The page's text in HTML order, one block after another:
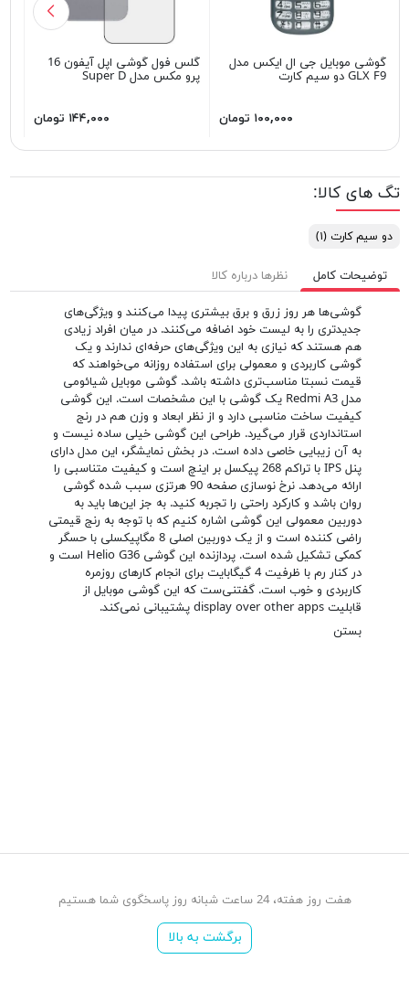
گوشی موبایل جی ال ایکس مدل
GLX F9 دو سیم کارت
۱۰۰,۰۰۰ تومان
گلس فول گوشی اپل آیفون 16
پرو مکس مدل Super D
۱۴۴,۰۰۰ تومان
تگ های کالا:
دو سیم کارت(۱)
توضیحات کامل نظرها درباره کالا
گوشی‌ها هر روز زرق و برق بیشتری پیدا می‌کنند و ویژگی‌های
جدیدتری را به لیست خود اضافه می‌کنند. در میان افراد زیادی
هم هستند که نیازی به این ویژگی‌های حرفه‌ای ندارند و یک
گوشی کاربردی و معمولی برای استفاده روزانه می‌خواهند که
قیمت نسبتا مناسب‌تری داشته باشد. گوشی موبایل شیائومی
مدل Redmi A3 یک گوشی با این مشخصات است. این گوشی
کیفیت ساخت مناسبی دارد و از نظر ابعاد و وزن هم در رنج
استانداردی قرار می‌گیرد. طراحی این گوشی خیلی ساده نیست و
به آن زیبایی خاصی داده است. در بخش نمایشگر، این مدل دارای
پنل IPS با تراکم 268 پیکسل بر اینچ است و کیفیت متناسبی را
ارائه می‌دهد. نرخ نوسازی صفحه 90 هرتزی سبب شده گوشی
روان باشد و کارکرد راحتی را تجربه کنید. به جز این‌ها باید به
دوربین معمولی این گوشی اشاره کنیم که با توجه به رنج قیمتی
راضی کننده است و از یک دوربین اصلی 8 مگاپیکسلی با حسگر
کمکی تشکیل شده است. پردازنده این گوشی Helio G36 است و
در کنار رم با ظرفیت 4 گیگابایت برای انجام کارهای روزمره
کاربردی و خوب است. گفتنی‌ست که این گوشی موبایل از
قابلیت display over other apps پشتیبانی نمی‌کند.
بستن
هفت روز هفته، 24 ساعت شبانه روز پاسخگوی شما هستیم
برگشت به بالا